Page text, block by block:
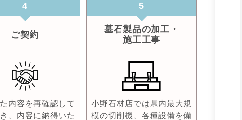
4
ご契約
内容を再確認して
、内容に納得いた
5
墓石製品の加工・
施工工事
小野石材店では県内最大規
模の切削機、各種設備を備